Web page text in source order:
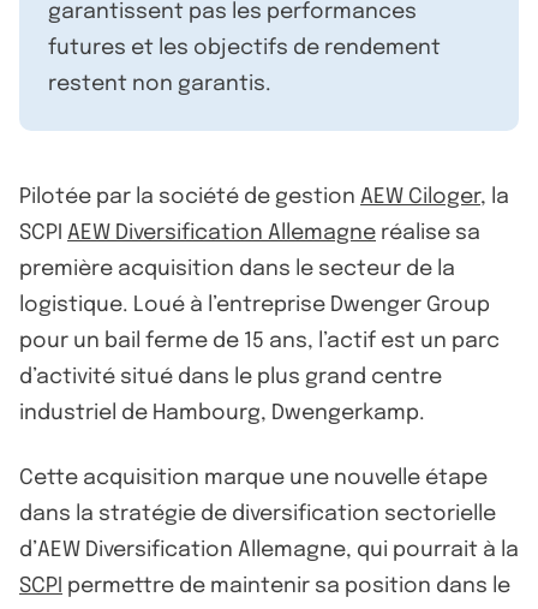
garantissent pas les performances
futures et les objectifs de rendement
restent non garantis.
Pilotée par la société de gestion AEW Ciloger, la
SCPI AEW Diversification Allemagne réalise sa
première acquisition dans le secteur de la
logistique. Loué à l’entreprise Dwenger Group
pour un bail ferme de 15 ans, l’actif est un parc
d’activité situé dans le plus grand centre
industriel de Hambourg, Dwengerkamp.
Cette acquisition marque une nouvelle étape
dans la stratégie de diversification sectorielle
d’AEW Diversification Allemagne, qui pourrait à la
SCPI permettre de maintenir sa position dans le